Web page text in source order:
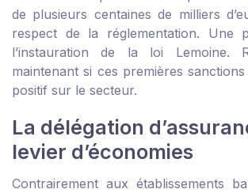
de plusieurs centaines de milliers
respect de la réglementation. Une
l’instauration de la loi Lemoine.
maintenant si ces premières
positif sur le secteur.
La délégation
levier d’économies
Contrairement aux établissements